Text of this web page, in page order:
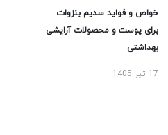
خواص و فواید سدیم بنزوات
برای پوست و محصولات آرایشی
بهداشتی
17 تیر 1405